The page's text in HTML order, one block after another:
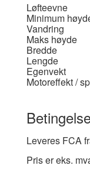
Løfteevne
Minimum
Vandring
Maks høyde
Bredde
Lengde
Egenvekt
Motoreffekt /
Leveres FCA
Pris er eks.